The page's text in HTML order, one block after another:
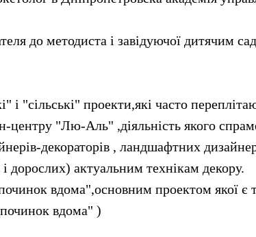
до методиста і завідуючої дитячим
і "сільські" проекти,які часто
центру "Лю-Аль" ,діяльність якого
декораторів , ландшафтних
дорослих) актуальним технікам декору.
вдома",основним проектом якої є
вдома" )